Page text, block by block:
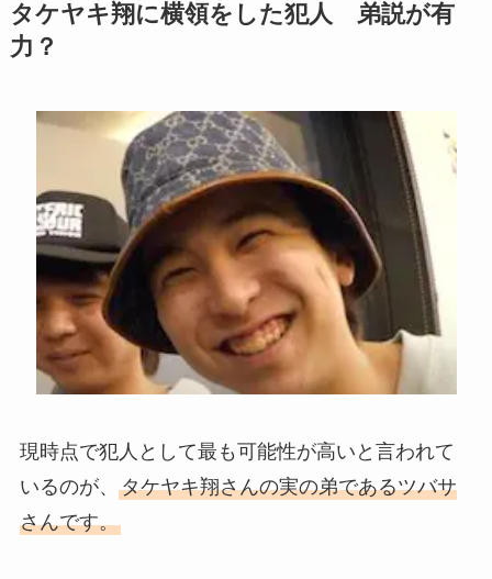
タケヤキ翔に横領をした犯人 弟説が有
力？
現時点で犯人として最も可能性が高いと言われて
いるのが、 タケヤキ翔さんの実の弟であるツバサ
さんです。